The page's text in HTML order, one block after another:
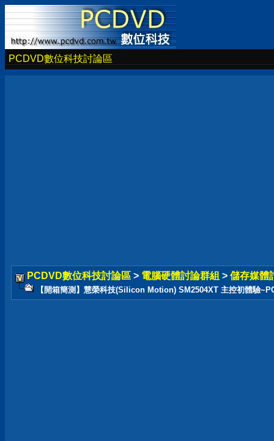
PCDVD數位科技討論區
PCDVD數位科技討論區 > 電腦硬體討論群組 > 儲存媒體
【開箱簡測】慧榮科技(Silicon Motion) SM2504XT 主控初體驗